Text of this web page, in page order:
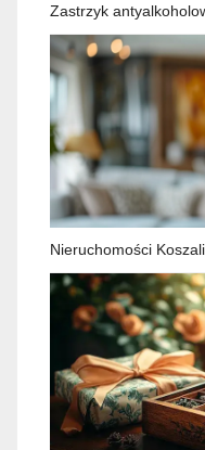
Zastrzyk
Nieruchomości